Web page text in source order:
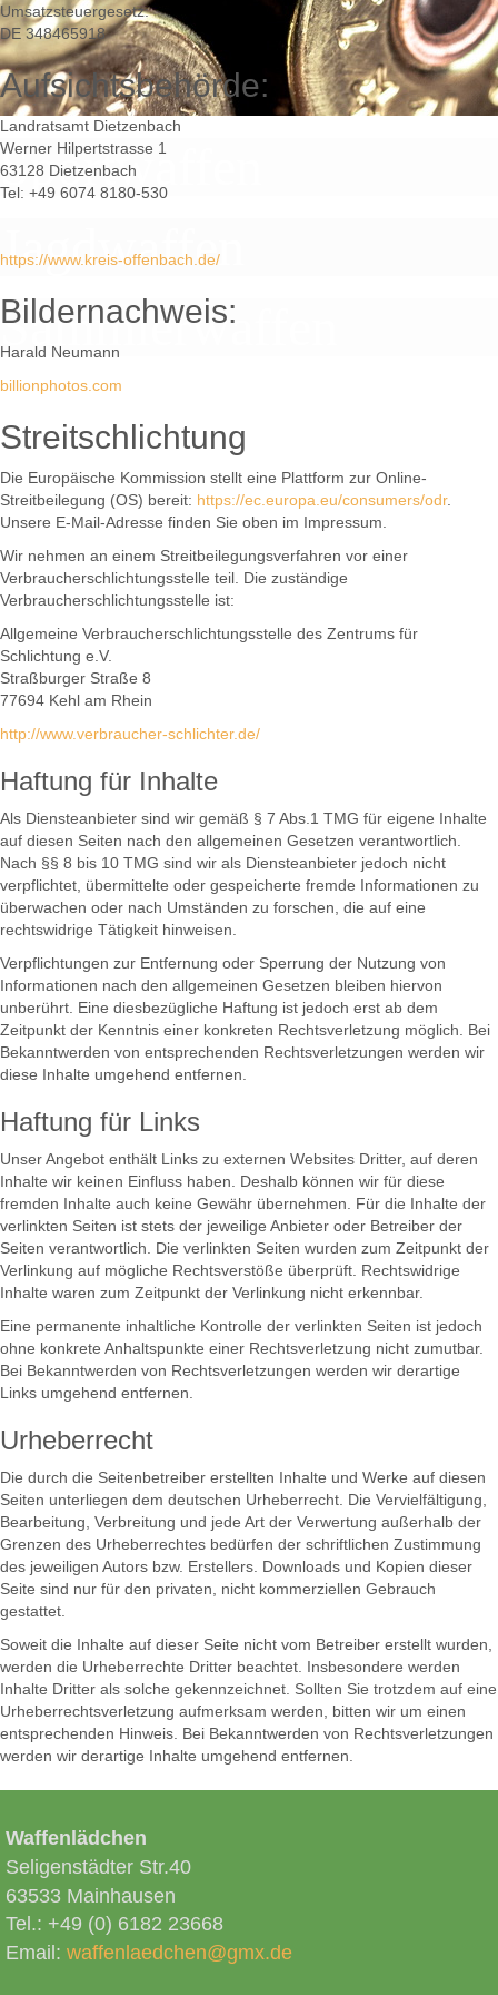
Sportwaffen
Jagdwaffen
Sammlerwaffen
Umsatzsteuergesetz:
DE 348465918
Aufsichtsbehörde:
Landratsamt Dietzenbach
Werner Hilpertstrasse 1
63128 Dietzenbach
Tel: +49 6074 8180-530
https://www.kreis-offenbach.de/
Bildernachweis:
Harald Neumann
billionphotos.com
Streitschlichtung
Die Europäische Kommission stellt eine Plattform zur Online-
Streitbeilegung (OS) bereit: https://ec.europa.eu/consumers/odr.
Unsere E-Mail-Adresse finden Sie oben im Impressum.
Wir nehmen an einem Streitbeilegungsverfahren vor einer
Verbraucherschlichtungsstelle teil. Die zuständige
Verbraucherschlichtungsstelle ist:
Allgemeine Verbraucherschlichtungsstelle des Zentrums für
Schlichtung e.V.
Straßburger Straße 8
77694 Kehl am Rhein
http://www.verbraucher-schlichter.de/
Haftung für Inhalte
Als Diensteanbieter sind wir gemäß § 7 Abs.1 TMG für eigene Inhalte
auf diesen Seiten nach den allgemeinen Gesetzen verantwortlich.
Nach §§ 8 bis 10 TMG sind wir als Diensteanbieter jedoch nicht
verpflichtet, übermittelte oder gespeicherte fremde Informationen zu
überwachen oder nach Umständen zu forschen, die auf eine
rechtswidrige Tätigkeit hinweisen.
Verpflichtungen zur Entfernung oder Sperrung der Nutzung von
Informationen nach den allgemeinen Gesetzen bleiben hiervon
unberührt. Eine diesbezügliche Haftung ist jedoch erst ab dem
Zeitpunkt der Kenntnis einer konkreten Rechtsverletzung möglich. Bei
Bekanntwerden von entsprechenden Rechtsverletzungen werden wir
diese Inhalte umgehend entfernen.
Haftung für Links
Unser Angebot enthält Links zu externen Websites Dritter, auf deren
Inhalte wir keinen Einfluss haben. Deshalb können wir für diese
fremden Inhalte auch keine Gewähr übernehmen. Für die Inhalte der
verlinkten Seiten ist stets der jeweilige Anbieter oder Betreiber der
Seiten verantwortlich. Die verlinkten Seiten wurden zum Zeitpunkt der
Verlinkung auf mögliche Rechtsverstöße überprüft. Rechtswidrige
Inhalte waren zum Zeitpunkt der Verlinkung nicht erkennbar.
Eine permanente inhaltliche Kontrolle der verlinkten Seiten ist jedoch
ohne konkrete Anhaltspunkte einer Rechtsverletzung nicht zumutbar.
Bei Bekanntwerden von Rechtsverletzungen werden wir derartige
Links umgehend entfernen.
Urheberrecht
Die durch die Seitenbetreiber erstellten Inhalte und Werke auf diesen
Seiten unterliegen dem deutschen Urheberrecht. Die Vervielfältigung,
Bearbeitung, Verbreitung und jede Art der Verwertung außerhalb der
Grenzen des Urheberrechtes bedürfen der schriftlichen Zustimmung
des jeweiligen Autors bzw. Erstellers. Downloads und Kopien dieser
Seite sind nur für den privaten, nicht kommerziellen Gebrauch
gestattet.
Soweit die Inhalte auf dieser Seite nicht vom Betreiber erstellt wurden,
werden die Urheberrechte Dritter beachtet. Insbesondere werden
Inhalte Dritter als solche gekennzeichnet. Sollten Sie trotzdem auf eine
Urheberrechtsverletzung aufmerksam werden, bitten wir um einen
entsprechenden Hinweis. Bei Bekanntwerden von Rechtsverletzungen
werden wir derartige Inhalte umgehend entfernen.
Waffenlädchen
Seligenstädter Str.40
63533 Mainhausen
Tel.: +49 (0) 6182 23668
Email: waffenlaedchen@gmx.de